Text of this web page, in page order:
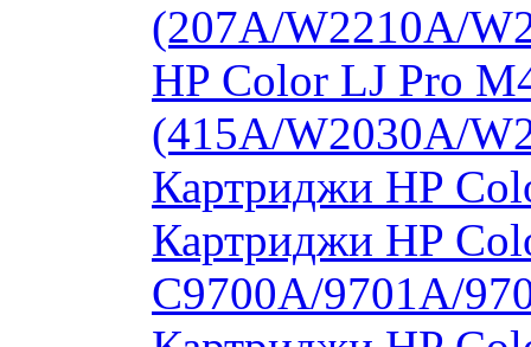
(207A/W2210A/
HP Color LJ Pro
(415A/W2030A/
Картриджи HP
Картриджи HP
C9700A/9701A/